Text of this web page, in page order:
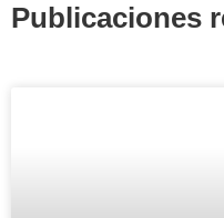
Publicaciones